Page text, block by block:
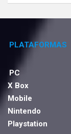
PLATAFORMAS
PC
X Box
Mobile
Nintendo
Playstation